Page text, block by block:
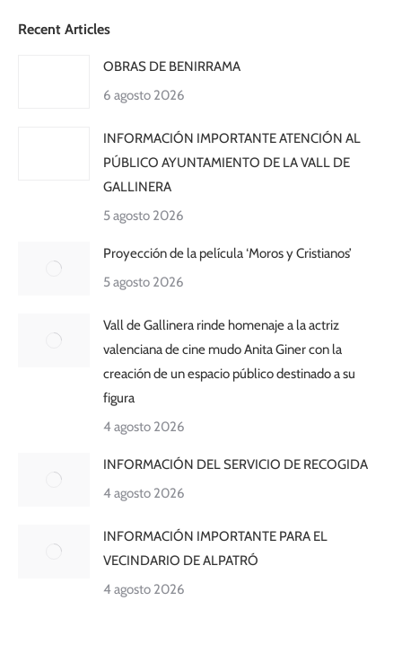
Recent Articles
OBRAS DE BENIRRAMA
6 agosto 2026
INFORMACIÓN IMPORTANTE ATENCIÓN AL
PÚBLICO AYUNTAMIENTO DE LA VALL DE
GALLINERA
5 agosto 2026
Proyección de la película ‘Moros y Cristianos’
5 agosto 2026
Vall de Gallinera rinde homenaje a la actriz
valenciana de cine mudo Anita Giner con la
creación de un espacio público destinado a su
figura
4 agosto 2026
INFORMACIÓN DEL SERVICIO DE RECOGIDA
4 agosto 2026
INFORMACIÓN IMPORTANTE PARA EL
VECINDARIO DE ALPATRÓ
4 agosto 2026